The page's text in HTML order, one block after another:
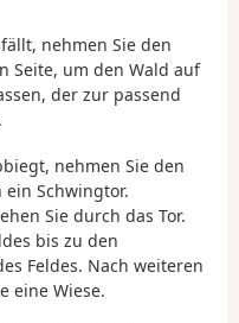
nehmen Sie den
Seite, um den Wald auf
der zur passend
nehmen Sie den
Schwingtor.
Sie durch das Tor.
bis zu den
Feldes. Nach weiteren
eine Wiese.